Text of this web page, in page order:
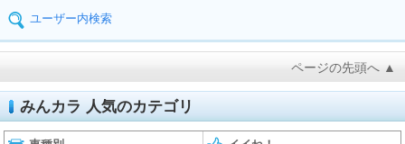
ユーザー内検索
ページの先頭へ ▲
みんカラ 人気のカテゴリ